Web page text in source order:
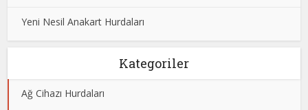
Yeni Nesil Anakart Hurdaları
Kategoriler
Ağ Cihazı Hurdaları